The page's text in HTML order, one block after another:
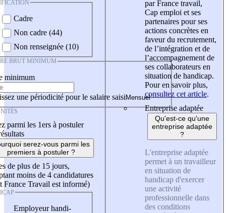
Cadre
Non cadre (44)
Non renseignée (10)
BRUT MINIMUM
minimum
une périodicité pour le salaire saisi
parmi les 1ers à postuler
serez-vous parmi les
premiers à postuler ?
de plus de 15 jours,
moins de 4 candidatures
France Travail est informé)
Employeur handi-
par France travail,
Cap emploi et ses
partenaires pour ses
actions concrètes en
faveur du recrutement,
de l’intégration et de
l’accompagnement de
ses collaborateurs en
situation de handicap.
Pour en savoir plus,
consultez cet article.
Entreprise adaptée
Qu'est-ce qu'une
entreprise adaptée
?
L'entreprise adaptée
permet à un travailleur
en situation de
handicap d'exercer
une activité
professionnelle dans
des conditions